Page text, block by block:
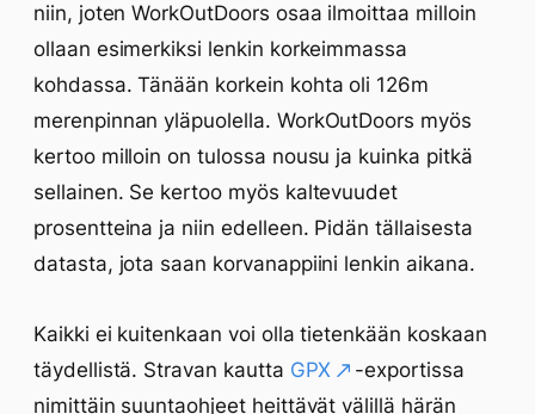
niin, joten WorkOutDoors osaa ilmoittaa milloin
ollaan esimerkiksi lenkin korkeimmassa
kohdassa. Tänään korkein kohta oli 126m
merenpinnan yläpuolella. WorkOutDoors myös
kertoo milloin on tulossa nousu ja kuinka pitkä
sellainen. Se kertoo myös kaltevuudet
prosentteina ja niin edelleen. Pidän tällaisesta
datasta, jota saan korvanappiini lenkin aikana.
Kaikki ei kuitenkaan voi olla tietenkään koskaan
täydellistä. Stravan kautta GPX
-exportissa
nimittäin suuntaohjeet heittävät välillä härän